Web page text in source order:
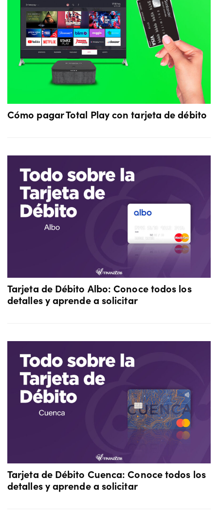
Cómo pagar Total Play con tarjeta de débito
Tarjeta de Débito Albo: Conoce todos los
detalles y aprende a solicitar
Tarjeta de Débito Cuenca: Conoce todos los
detalles y aprende a solicitar